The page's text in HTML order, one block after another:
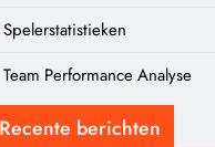
Spelerstatistieken
Team Performance Analyse
Recente berichten